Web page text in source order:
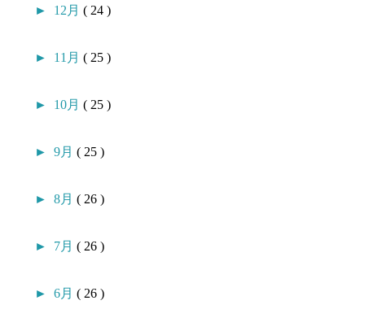
► 12月( 24 )
► 11月( 25 )
► 10月( 25 )
►9月( 25 )
►8月( 26 )
► 7月( 26 )
►6月( 26 )